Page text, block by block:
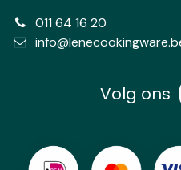
011 64 16 20
Volg ons